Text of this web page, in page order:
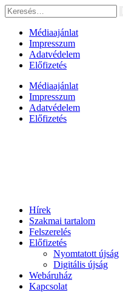
Ugrás
a
tartalomhoz
Keresés:
Médiaajánlat
Impresszum
Adatvédelem
Előfizetés
Médiaajánlat
Impresszum
Adatvédelem
Előfizetés
Hírek
Szakmai tartalom
Felszerelés
Előfizetés
Nyomtatott újság
Digitális újság
Webáruház
Kapcsolat